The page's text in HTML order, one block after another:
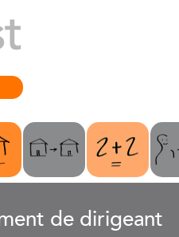
de dirigeant